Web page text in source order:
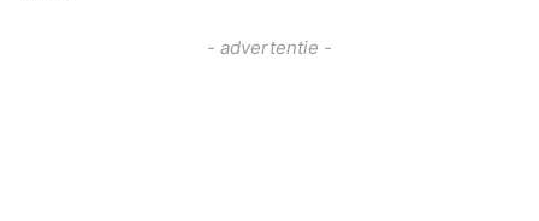
- advertentie -